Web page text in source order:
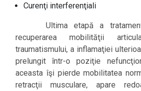
Curenţi interferenţiali
Ultima etapă a
recuperarea mobilităţii
traumatismului, a inflamaţiei
prelungit într-o poziţie
aceasta îşi pierde mobilitatea
retracţii musculare, apare